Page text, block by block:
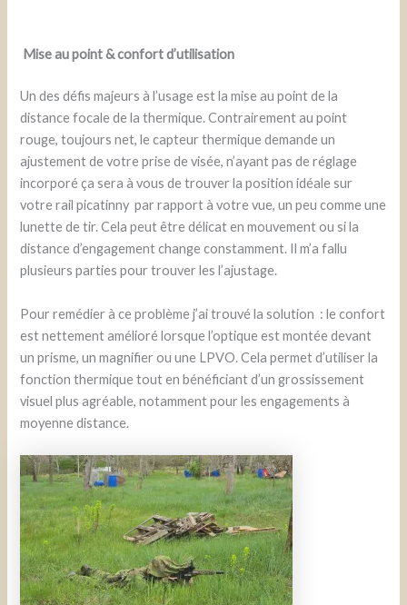
Mise au point & confort d’utilisation
Un des défis majeurs à l’usage est la mise au point de la
distance focale de la thermique. Contrairement au point
rouge, toujours net, le capteur thermique demande un
ajustement de votre prise de visée, n’ayant pas de réglage
incorporé ça sera à vous de trouver la position idéale sur
votre rail picatinny par rapport à votre vue, un peu comme une
lunette de tir. Cela peut être délicat en mouvement ou si la
distance d’engagement change constamment. Il m’a fallu
plusieurs parties pour trouver les l’ajustage.
Pour remédier à ce problème j’ai trouvé la solution : le confort
est nettement amélioré lorsque l’optique est montée devant
un prisme, un magnifier ou une LPVO. Cela permet d’utiliser la
fonction thermique tout en bénéficiant d’un grossissement
visuel plus agréable, notamment pour les engagements à
moyenne distance.